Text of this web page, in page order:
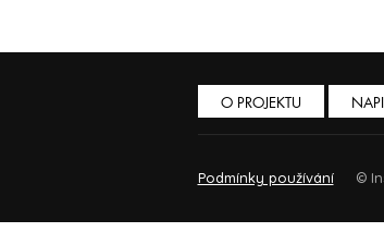
O PROJEKTU
Podmínky používání ©